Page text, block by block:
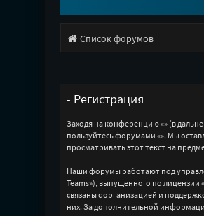
Список форумов
- Регистрация
Заходя на конференцию «» (в
пользуйтесь форумами «». Мы
просматривать этот текст на
Наши форумы работают под
Teams»), выпущенного по лицензии «
связаны с организацией и
них. За дополнительной